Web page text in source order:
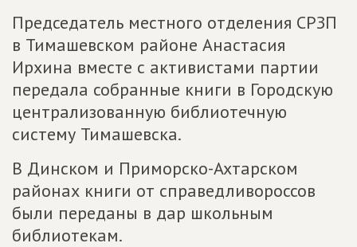
Председатель местного отделения СРЗП
в Тимашевском районе Анастасия
Ирхина вместе с активистами партии
передала собранные книги в Городскую
централизованную библиотечную
систему Тимашевска.
В Динском и Приморско-Ахтарском
районах книги от справедливороссов
были переданы в дар школьным
библиотекам.